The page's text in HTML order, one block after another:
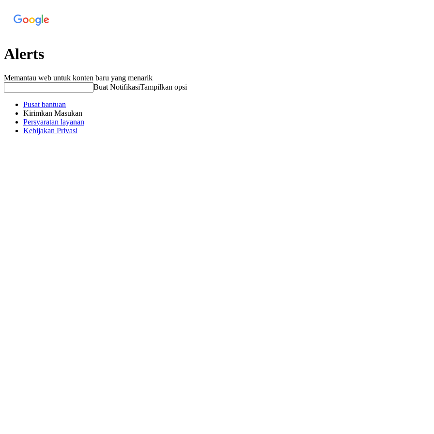
Alerts
Memantau web untuk konten baru yang menarik
Buat NotifikasiTampilkan opsi
Pusat bantuan
Kirimkan Masukan
Persyaratan layanan
Kebijakan Privasi